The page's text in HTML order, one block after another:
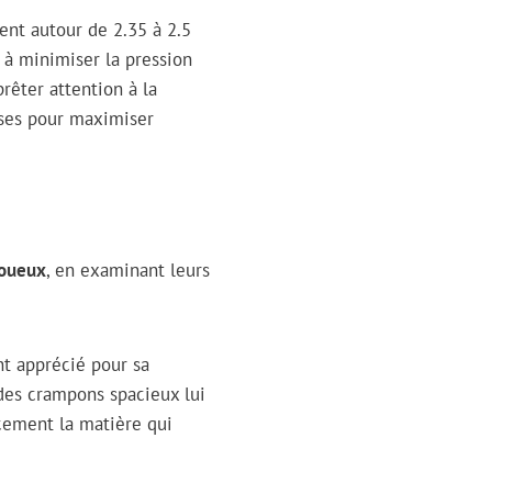
autour de 2.35 à 2.5
minimiser la pression
attention à la
pour maximiser
, en examinant leurs
apprécié pour sa
crampons spacieux lui
la matière qui